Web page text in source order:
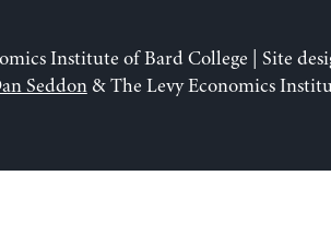
Institute of Bard College | Site
Seddon& The Levy Economics